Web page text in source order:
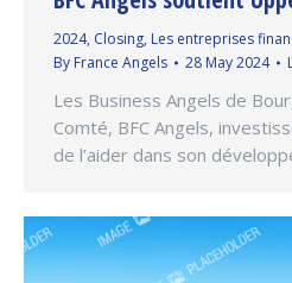
2024, Closing, Les entreprises
By France Angels 28 May 2024
Les Business Angels de
Comté, BFC Angels,
de l’aider dans son